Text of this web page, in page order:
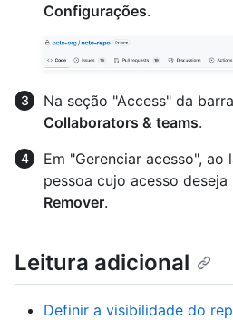
Configurações.
Na seção "Access" da
Collaborators & teams.
Em "Gerenciar acesso",
pessoa cujo acesso
Remover.
Leitura adicional
Definir a visibilidade do